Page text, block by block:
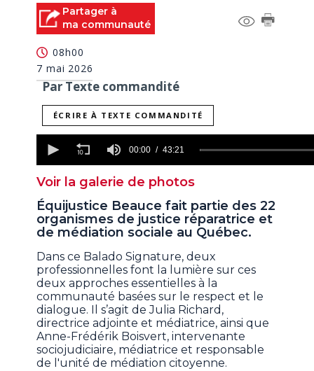
Partager à
ma communauté
08h00
7 mai 2026
Par Texte commandité
ÉCRIRE À TEXTE COMMANDITÉ
seconds
minutes,
seconds
00:00 43:21
Voir la galerie de photos
Équijustice Beauce fait partie des 22
organismes de justice réparatrice et
de médiation sociale au Québec.
Dans ce Balado Signature, deux
professionnelles font la lumière sur ces
deux approches essentielles à la
communauté basées sur le respect et le
dialogue. Il s’agit de Julia Richard,
directrice adjointe et médiatrice, ainsi que
Anne-Frédérik Boisvert, intervenante
sociojudiciaire, médiatrice et responsable
de l'unité de médiation citoyenne.